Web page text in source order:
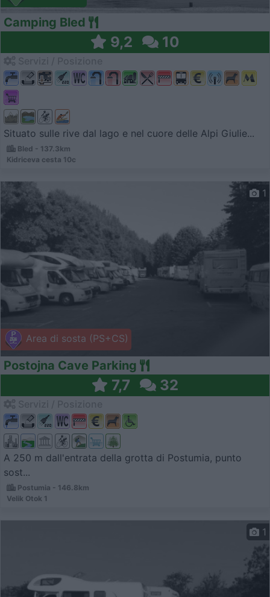
Camping Bled
9,2 10
Situato sulle rive dal lago e nel cuore delle Alpi Giulie...
Bled - 137.3km
Kidriceva cesta 10c
Area di sosta (PS+CS)
1
Postojna Cave Parking
7,7 32
A 250 m dall'entrata della grotta di Postumia, punto
sost...
Postumia - 146.8km
Velik Otok 1
1